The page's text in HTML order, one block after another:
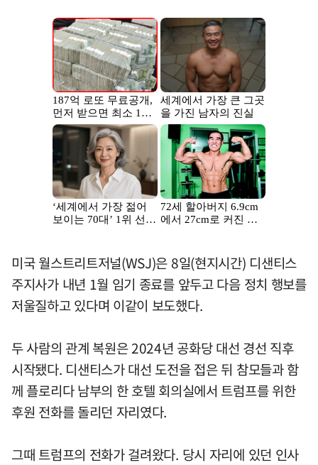
미국 월스트리트저널(WSJ)은 8일(현지시간) 디샌티스
주지사가 내년 1월 임기 종료를 앞두고 다음 정치 행보를
저울질하고 있다며 이같이 보도했다.
두 사람의 관계 복원은 2024년 공화당 대선 경선 직후
시작됐다. 디샌티스가 대선 도전을 접은 뒤 참모들과 함
께 플로리다 남부의 한 호텔 회의실에서 트럼프를 위한
후원 전화를 돌리던 자리였다.
그때 트럼프의 전화가 걸려왔다. 당시 자리에 있던 인사